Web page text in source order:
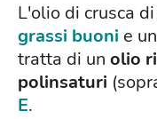
L'olio di crusca
grassi buoni e
tratta di un olio
polinsaturi
E.